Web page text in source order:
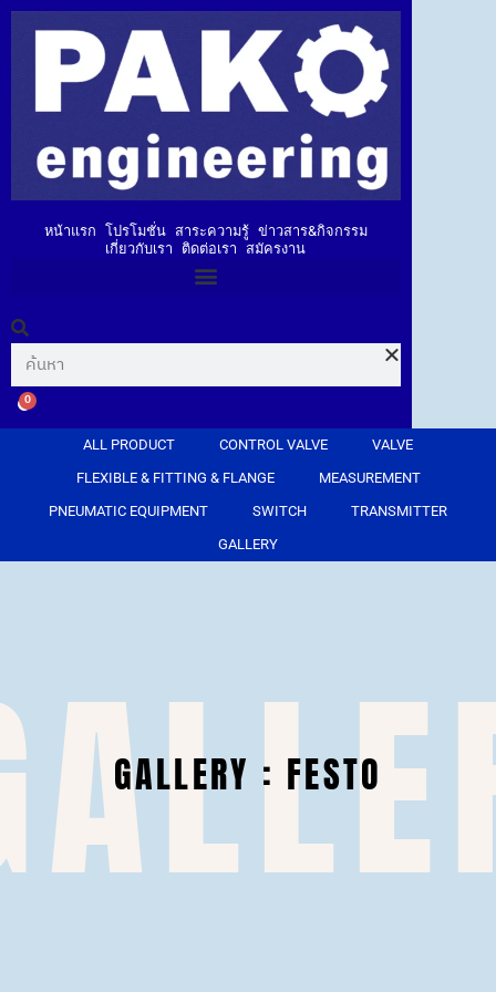
หน้าแรก โปรโมชั่น สาระความรู้ ข่าวสาร&กิจกรรม
เกี่ยวกับเรา
ติดต่อเรา สมัครงาน
0
ALL PRODUCT CONTROL VALVE
VALVE
FLEXIBLE & FITTING & FLANGE
MEASUREMENT
PNEUMATIC EQUIPMENT
SWITCH
TRANSMITTER
GALLERY
GALLERY : FESTO